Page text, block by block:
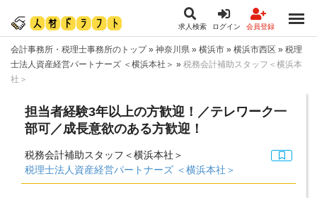
求人検索 ログイン 会員登録
会計事務所・税理士事務所のトップ» 神奈川県 » 横浜市 » 横浜市西区 » 税理
士法人資産経営パートナーズ ＜横浜本社＞ » 税務会計補助スタッフ＜横浜本
社＞
担当者経験3年以上の方歓迎！／テレワーク一
部可／成長意欲のある方歓迎！
税務会計補助スタッフ＜横浜本社＞
税理士法人資産経営パートナーズ ＜横浜本社＞